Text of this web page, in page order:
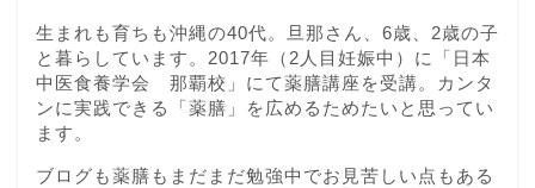
生まれも育ちも沖縄の40代。旦那さん、6歳、2歳の子
と暮らしています。2017年（2人目妊娠中）に「日本
中医食養学会 那覇校」にて薬膳講座を受講。カンタ
ンに実践できる「薬膳」を広めるためたいと思ってい
ます。
ブログも薬膳もまだまだ勉強中でお見苦しい点もある